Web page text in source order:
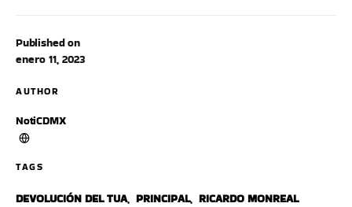
Published on
enero 11, 2023
AUTHOR
NotiCDMX
TAGS
DEVOLUCIÓN DEL TUA, PRINCIPAL, RICARDO MONREAL